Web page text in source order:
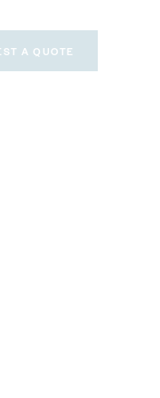
A QUOTE